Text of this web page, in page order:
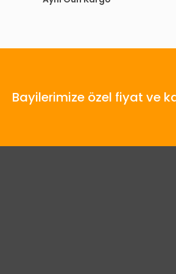
Bayilerimize özel fiyat ve